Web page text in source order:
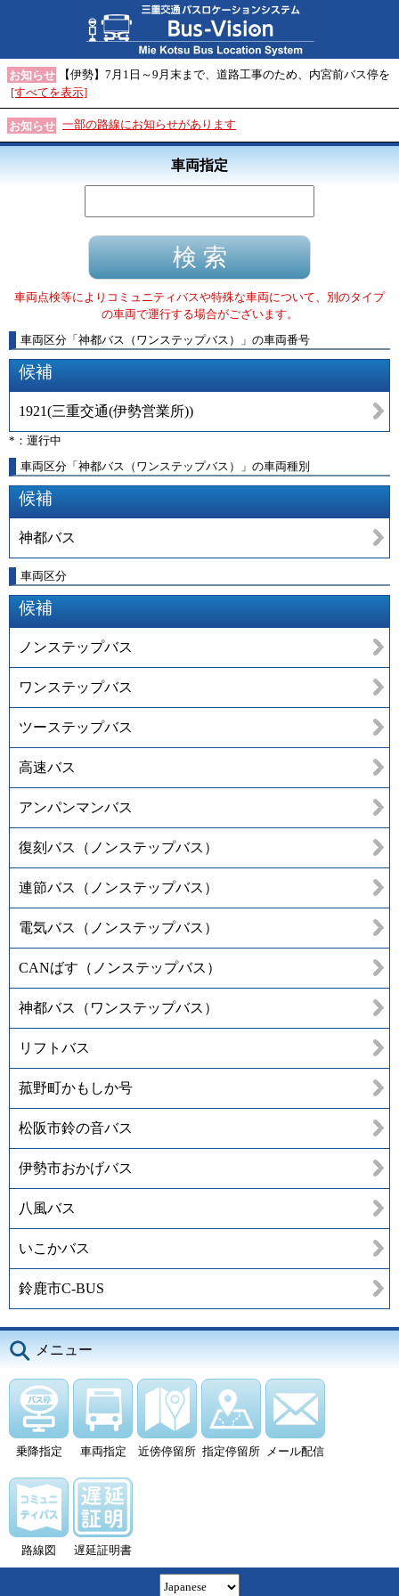
お知らせ
【伊勢】7月1日～9月末まで、道路工事のため、内宮前バス停を
[すべてを表示]
お知らせ 一部の路線にお知らせがあります
車両指定
車両点検等によりコミュニティバスや特殊な車両について、別のタイプ
の車両で運行する場合がございます。
車両区分 「 神都バス（ワンステップバス） 」 の車両番号
候補
1921(三重交通(伊勢営業所))
*：運行中
車両区分「神都バス（ワンステップバス）」の車両種別
候補
神都バス
車両区分
候補
ノンステップバス
ワンステップバス
ツーステップバス
高速バス
アンパンマンバス
復刻バス（ノンステップバス）
連節バス（ノンステップバス）
電気バス（ノンステップバス）
CANばす（ノンステップバス）
神都バス（ワンステップバス）
リフトバス
菰野町かもしか号
松阪市鈴の音バス
伊勢市おかげバス
八風バス
いこかバス
鈴鹿市C-BUS
メニュー
乗降指定 車両指定 近傍停留所 指定停留所 メール配信
路線図 遅延証明書